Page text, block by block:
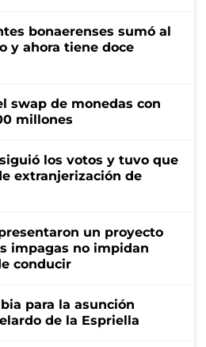
bonaerenses sumó al
y ahora tiene doce
swap de monedas con
millones
los votos y tuvo que
extranjerización de
un proyecto
impagas no impidan
conducir
para la asunción
de la Espriella